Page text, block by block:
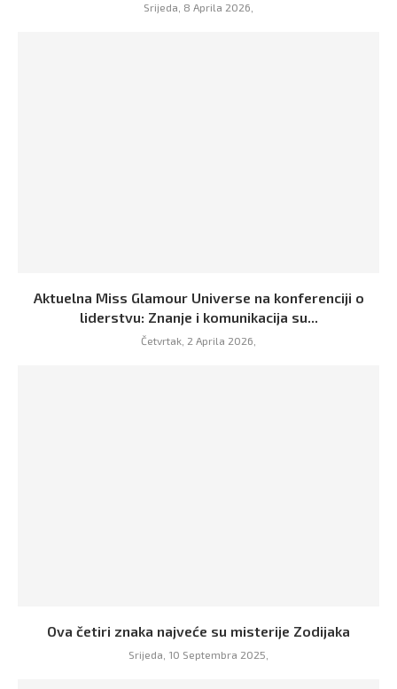
Srijeda, 8 Aprila 2026,
Aktuelna Miss Glamour Universe na konferenciji o
liderstvu: Znanje i komunikacija su...
Četvrtak, 2 Aprila 2026,
Ova četiri znaka najveće su misterije Zodijaka
Srijeda, 10 Septembra 2025,